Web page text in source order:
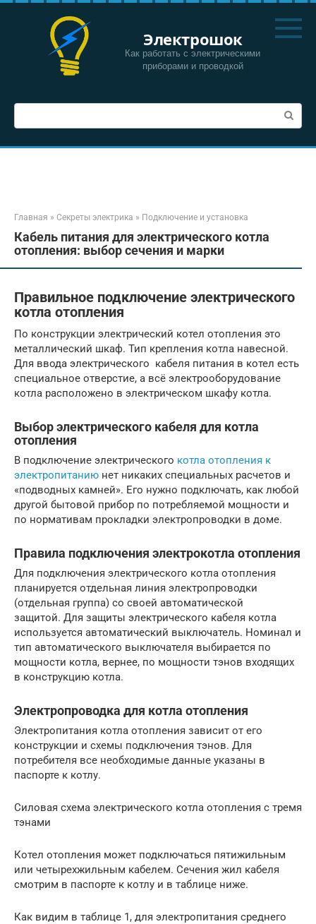
Перейти
Электрошок
Как работать с электрическими
приборами и проводкой
Поиск:
Главная » Секреты электрика » Подключение и установка
Кабель питания для электрического котла
отопления: выбор сечения и марки
Правильное подключение электрического
котла отопления
По конструкции электрический котел отопления это
металлический шкаф. Тип крепления котла навесной.
Для ввода электрического кабеля питания в котел есть
специальное отверстие, а всё электрооборудование
котла расположено в электрическом шкафу котла.
Выбор электрического кабеля для котла
отопления
В подключение электрического котла отопления к
электропитанию нет никаких специальных расчетов и
«подводных камней». Его нужно подключать, как любой
другой бытовой прибор по потребляемой мощности и
по нормативам прокладки электропроводки в доме.
Правила подключения электрокотла отопления
Для подключения электрического котла отопления
планируется отдельная линия электропроводки
(отдельная группа) со своей автоматической
защитой. Для защиты электрического кабеля котла
используется автоматический выключатель. Номинал и
тип автоматического выключателя выбирается по
мощности котла, вернее, по мощности тэнов входящих
в конструкцию котла.
Электропроводка для котла отопления
Электропитания котла отопления зависит от его
конструкции и схемы подключения тэнов. Для
потребителя все необходимые данные указаны в
паспорте к котлу.
Силовая схема электрического котла отопления с тремя
тэнами
Котел отопления может подключаться пятижильным
или четырехжильным кабелем. Сечения жил кабеля
смотрим в паспорте к котлу и в таблице ниже.
Как видим в таблице 1, для электропитания среднего